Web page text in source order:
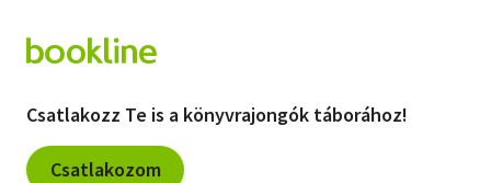
Csatlakozz Te is a könyvrajongók táborához!
Csatlakozom